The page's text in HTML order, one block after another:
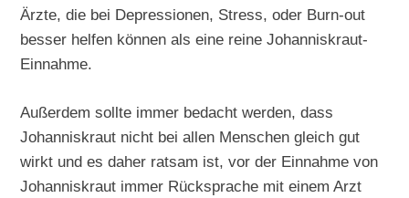
Ärzte, die bei Depressionen, Stress, oder Burn-out
besser helfen können als eine reine Johanniskraut-
Einnahme.
Außerdem sollte immer bedacht werden, dass
Johanniskraut nicht bei allen Menschen gleich gut
wirkt und es daher ratsam ist, vor der Einnahme von
Johanniskraut immer Rücksprache mit einem Arzt